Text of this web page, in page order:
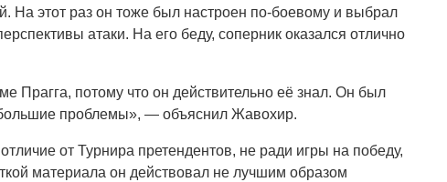
На этот раз он тоже был настроен по-боевому и выбрал
атаки. На его беду, соперник оказался отлично
Прагга, потому что он действительно её знал. Он был
большие проблемы», — объяснил Жавохир.
от Турнира претендентов, не ради игры на победу,
материала он действовал не лучшим образом